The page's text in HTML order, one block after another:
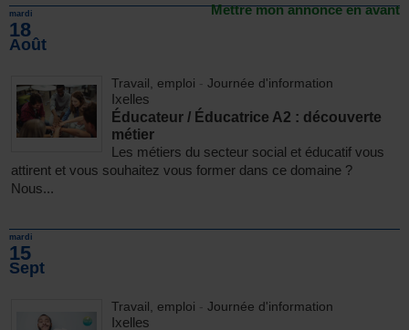
Mettre mon annonce en avant
mardi
18
Août
Travail, emploi - Journée d'information
Ixelles
Éducateur / Éducatrice A2 : découverte
métier
Les métiers du secteur social et éducatif vous
attirent et vous souhaitez vous former dans ce domaine ?
Nous...
mardi
15
Sept
Travail, emploi - Journée d'information
Ixelles